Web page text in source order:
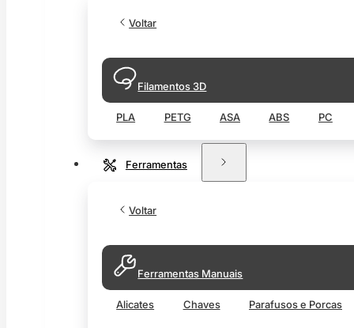
Voltar
Filamentos 3D
PLA PETG ASA ABS PC
Ferramentas
Voltar
Ferramentas Manuais
Alicates Chaves Parafusos e Porcas